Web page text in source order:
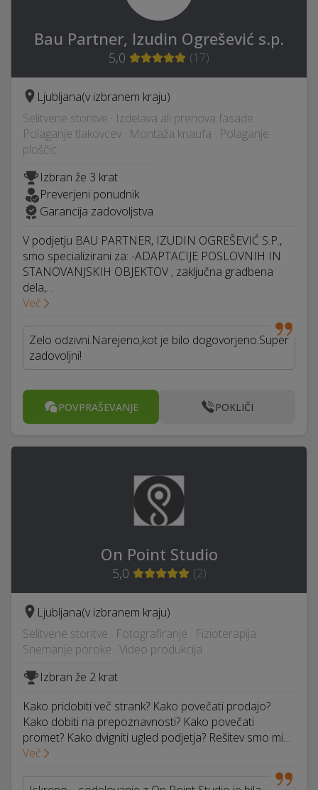
Bau Partner, Izudin Ogrešević s.p.
5,0 (17)
Ljubljana(v izbranem kraju)
Selitvene storitve · Izdelava ali prenova fasade ·
Polaganje tlakovcev · Montaža knaufa · Polaganje
ploščic
Izbran že 3 krat
Preverjeni ponudnik
Garancija zadovoljstva
V podjetju BAU PARTNER, IZUDIN OGREŠEVIĆ S.P.,
smo specializirani za: -ADAPTACIJE POSLOVNIH IN
STANOVANJSKIH OBJEKTOV ; zaključna gradbena
dela,…
Več
Zelo odzivni.Narejeno,kot je bilo dogovorjeno.Super
zadovoljni!
POVPRAŠEVANJE POKLIČI
On Point Studio
5,0 (2)
Ljubljana(v izbranem kraju)
Selitvene storitve · Fotografiranje · Fizioterapija ·
Snemanje poroke · Video produkcija
Izbran že 2 krat
Kako pridobiti več strank? Kako povečati prodajo?
Kako dobiti na prepoznavnosti? Kako povečati
promet? Kako dvigniti ugled podjetja? Rešitev smo mi…
Več